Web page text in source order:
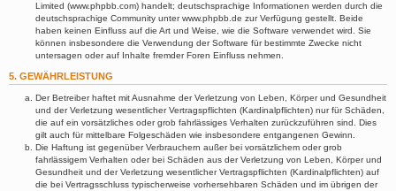
Limited (www.phpbb.com) handelt; deutschsprachige Informationen werden durch die
deutschsprachige Community unter www.phpbb.de zur Verfügung gestellt. Beide
haben keinen Einfluss auf die Art und Weise, wie die Software verwendet wird. Sie
können insbesondere die Verwendung der Software für bestimmte Zwecke nicht
untersagen oder auf Inhalte fremder Foren Einfluss nehmen.
5. GEWÄHRLEISTUNG
Der Betreiber haftet mit Ausnahme der Verletzung von Leben, Körper und Gesundheit
und der Verletzung wesentlicher Vertragspflichten (Kardinalpflichten) nur für Schäden,
die auf ein vorsätzliches oder grob fahrlässiges Verhalten zurückzuführen sind. Dies
gilt auch für mittelbare Folgeschäden wie insbesondere entgangenen Gewinn.
Die Haftung ist gegenüber Verbrauchern außer bei vorsätzlichem oder grob
fahrlässigem Verhalten oder bei Schäden aus der Verletzung von Leben, Körper und
Gesundheit und der Verletzung wesentlicher Vertragspflichten (Kardinalpflichten) auf
die bei Vertragsschluss typischerweise vorhersehbaren Schäden und im übrigen der